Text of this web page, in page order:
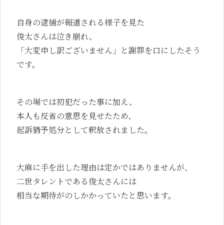
自身の逮捕が報道される様子を見た
俊太さんは泣き崩れ、
「大変申し訳ございません」と謝罪を口にしたそう
です。
その場では初犯だった事に加え、
本人も反省の意思を見せたため、
起訴猶予処分として釈放されました。
大麻に手を出した理由は定かではありませんが、
二世タレントである俊太さんには
相当な期待がのしかかっていたと思います。